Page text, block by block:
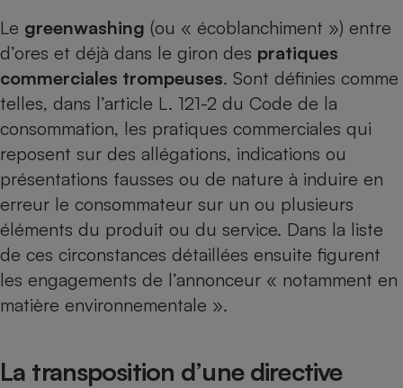
Le greenwashing (ou « écoblanchiment ») entre
d’ores et déjà dans le giron des pratiques
commerciales trompeuses. Sont définies comme
telles, dans l’article L. 121-2 du Code de la
consommation, les pratiques commerciales qui
reposent sur des allégations, indications ou
présentations fausses ou de nature à induire en
erreur le consommateur sur un ou plusieurs
éléments du produit ou du service. Dans la liste
de ces circonstances détaillées ensuite figurent
les engagements de l’annonceur « notamment en
matière environnementale ».
La transposition d’une directive